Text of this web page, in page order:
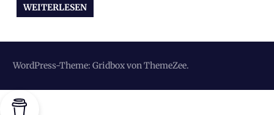
WEITERLESEN
WordPress-Theme: Gridbox von ThemeZee.